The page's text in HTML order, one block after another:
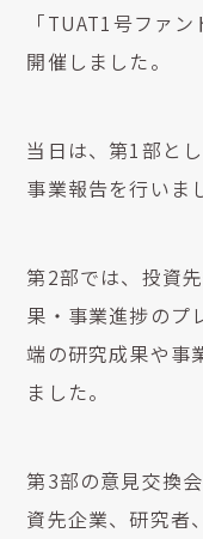
「TUAT1号ファ
開催しました。
当日は、第1部と
事業報告を行いま
第2部では、投資
果・事業進捗のプ
端の研究成果や事
ました。
第3部の意見交換
資先企業、研究者